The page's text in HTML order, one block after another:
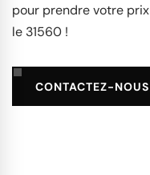
pour prendre votre
le 31560 !
CONTACTEZ-NOUS